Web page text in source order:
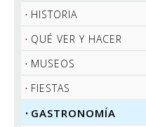
HISTORIA
QUÉ VER Y HACER
MUSEOS
FIESTAS
GASTRONOMÍA